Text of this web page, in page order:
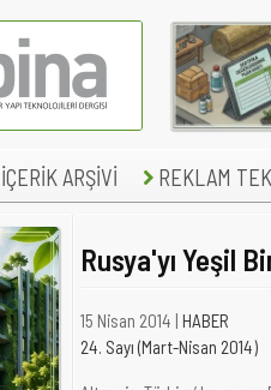
İÇERİK ARŞİVİ REKLAM
Rusya'yı Yeşil
15 Nisan 2014 | HABER
24. Sayı (Mart-Nisan 2014)